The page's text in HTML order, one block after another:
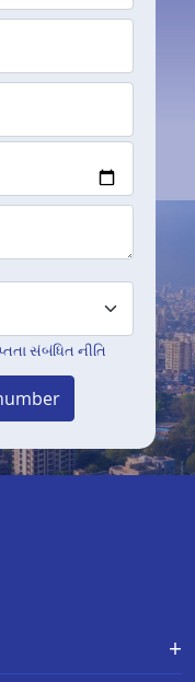
સંબંધિત નીતિ